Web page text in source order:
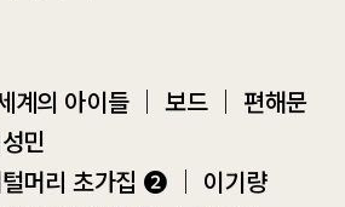
52
계의 아이들 ｜ 보드 ｜ 편해문
민
머리 초가집 ❷ ｜ 이기량